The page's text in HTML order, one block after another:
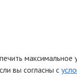
максимальное
вы согласны с